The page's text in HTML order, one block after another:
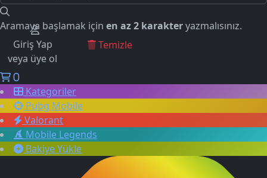
Aramaya başlamak için en az 2 karakteryazmalısınız.
GEÇMİŞ ARAMALAR
Temizle
Giriş Yap
veya üye ol
0
Kategoriler
Pubg Mobile
Valorant
Mobile Legends
Bakiye Yükle